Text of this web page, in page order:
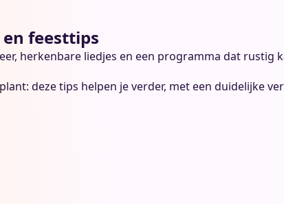
feesttips
herkenbare liedjes en een programma dat
deze tips helpen je verder, met een duidelijke